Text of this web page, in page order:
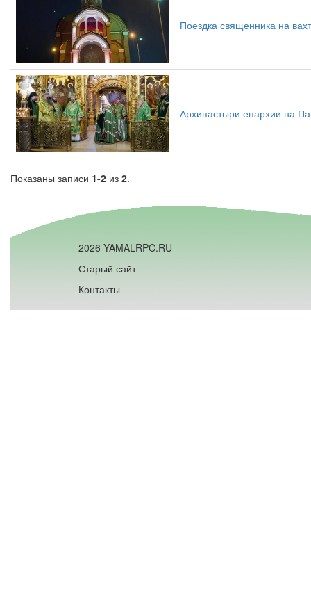
Поездка священника на
Архипастыри епархии на
Показаны записи 1-2 из 2.
2026 YAMALRPC.RU
Старый сайт
Контакты